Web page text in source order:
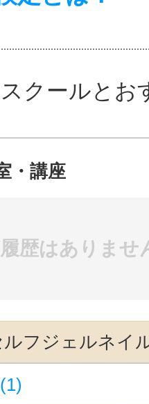
クールとお
・講座
歴はありませ
フジェルネイ